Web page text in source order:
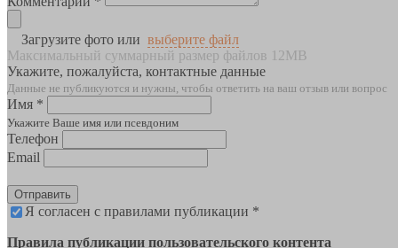
Загрузите фото или выберите файл
Максимальный суммарный размер файлов 12MB
Укажите, пожалуйста, контактные данные
Данные не публикуются и нужны, чтобы ответить на ваш отзыв или вопрос
Имя *
Укажите Ваше имя или псевдоним
Телефон
Email
Отправить
Я согласен с правилами публикации *
Правила публикации пользовательского контента